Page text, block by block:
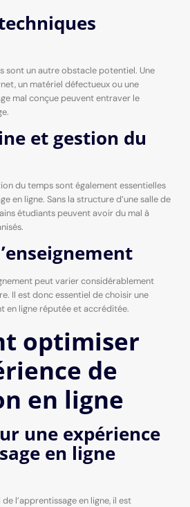
sont un autre obstacle potentiel. Une
un matériel défectueux ou une
mal conçue peuvent entraver le
et gestion du
du temps sont également essentielles
en ligne. Sans la structure d’une salle de
étudiants peuvent avoir du mal à
peut varier considérablement
Il est donc essentiel de choisir une
en ligne réputée et accréditée.
optimiser
de
en ligne
une expérience
en ligne
l’apprentissage en ligne, il est